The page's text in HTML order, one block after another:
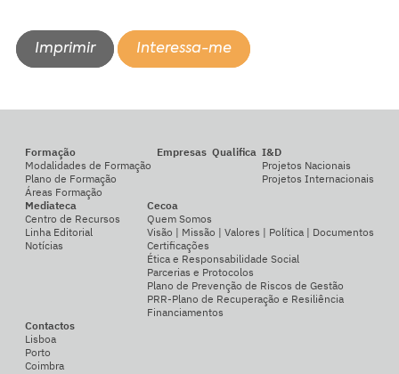
Imprimir Interessa-me
Formação
Modalidades de Formação
Plano de Formação
Áreas Formação
Empresas Qualifica I&D
Projetos Nacionais
Projetos Internacionais
Mediateca
Centro de Recursos
Linha Editorial
Notícias
Cecoa
Quem Somos
Visão | Missão | Valores | Política | Documentos
Certificações
Ética e Responsabilidade Social
Parcerias e Protocolos
Plano de Prevenção de Riscos de Gestão
PRR-Plano de Recuperação e Resiliência
Financiamentos
Contactos
Lisboa
Porto
Coimbra